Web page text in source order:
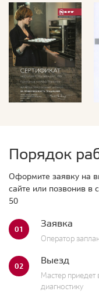
Порядок
Оформите заявку на
сайте или позвонив в
50
01 Заявка
Оператор
02 Выезд
Мастер приедет
диагностику